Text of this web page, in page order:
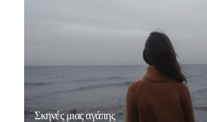
Σκηνές μιας αγάπης